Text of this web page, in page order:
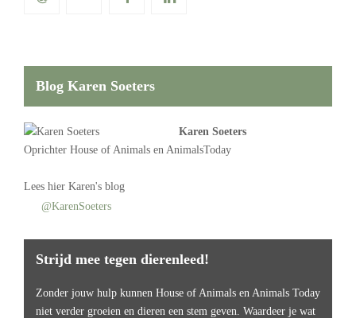
Blog Karen Soeters
Karen Soeters
Oprichter House of Animals en AnimalsToday
Lees hier Karen's blog
@KarenSoeters
Strijd mee tegen dierenleed!
Zonder jouw hulp kunnen House of Animals en Animals Today
niet verder groeien en dieren een stem geven. Waardeer je wat